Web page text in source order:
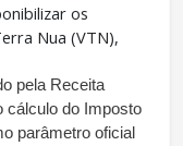
os
Nua (VTN),
pela Receita
cálculo do Imposto
parâmetro oficial